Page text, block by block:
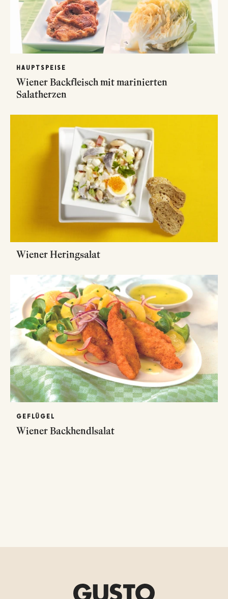
HAUPTSPEISE
Wiener Backfleisch mit marinierten
Salatherzen
Wiener Heringsalat
GEFLÜGEL
Wiener Backhendlsalat